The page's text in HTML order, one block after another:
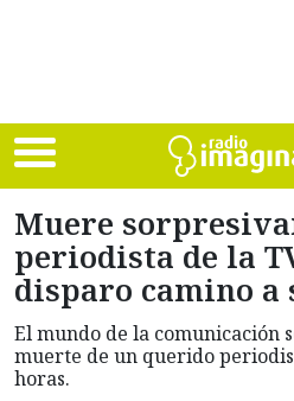
Muere
periodista de la
disparo camino a
El mundo de la comunicación
muerte de un querido
horas.